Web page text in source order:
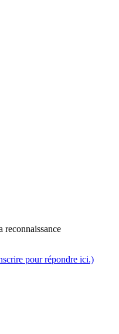
reconnaissance
pour répondre ici.)